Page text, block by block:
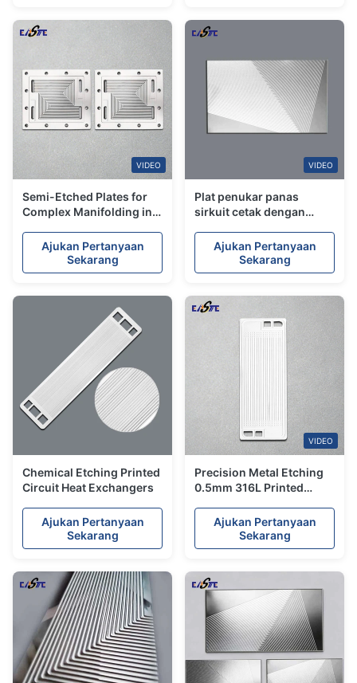
VIDEO
Semi-Etched Plates for
Complex Manifolding in
Exchangers
Ajukan Pertanyaan
Sekarang
VIDEO
Plat penukar panas
sirkuit cetak dengan
Ajukan Pertanyaan
Sekarang
Chemical Etching Printed
Circuit Heat Exchangers
Ajukan Pertanyaan
Sekarang
VIDEO
Precision Metal Etching
0.5mm 316L Printed
PlatesAjukan Pertanyaan
Sekarang